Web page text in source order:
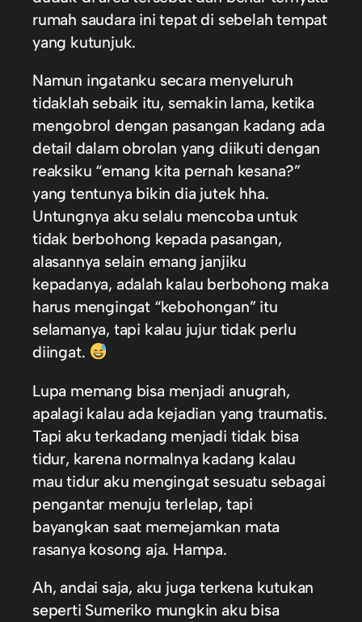
rumah saudara ini tepat di sebelah tempat
yang kutunjuk.
Namun ingatanku secara menyeluruh
tidaklah sebaik itu, semakin lama, ketika
mengobrol dengan pasangan kadang ada
detail dalam obrolan yang diikuti dengan
reaksiku “emang kita pernah kesana?”
yang tentunya bikin dia jutek hha.
Untungnya aku selalu mencoba untuk
tidak berbohong kepada pasangan,
alasannya selain emang janjiku
kepadanya, adalah kalau berbohong maka
harus mengingat “kebohongan” itu
selamanya, tapi kalau jujur tidak perlu
diingat.
Lupa memang bisa menjadi anugrah,
apalagi kalau ada kejadian yang traumatis.
Tapi aku terkadang menjadi tidak bisa
tidur, karena normalnya kadang kalau
mau tidur aku mengingat sesuatu sebagai
pengantar menuju terlelap, tapi
bayangkan saat memejamkan mata
rasanya kosong aja. Hampa.
Ah, andai saja, aku juga terkena kutukan
seperti Sumeriko mungkin aku bisa